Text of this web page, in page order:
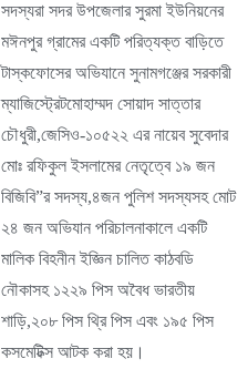
সদস্যরা সদর উপজেলার সুরমা ইউনিয়নের
মঈনপুর গ্রামের একটি পরিত্যক্ত বাড়িতে
টাস্কফোসের অভিযানে সুনামগঞ্জের সরকারী
ম্যাজিস্ট্রেটমোহাম্মদ সোয়াদ সাত্তার
চৌধুরী,জেসিও-১০৫২২ এর নায়েব সুবেদার
মোঃ রফিকুল ইসলামের নেতৃত্বে ১৯ জন
বিজিবি”র সদস্য,৪জন পুলিশ সদস্যসহ মোট
২৪ জন অভিযান পরিচালনাকালে একটি
মালিক বিহনীন ইজ্ঞিন চালিত কাঠবডি
নৌকাসহ ১২২৯ পিস অবৈধ ভারতীয়
শাড়ি,২০৮ পিস থ্রি পিস এবং ১৯৫ পিস
কসমেটিক্স আটক করা হয়।